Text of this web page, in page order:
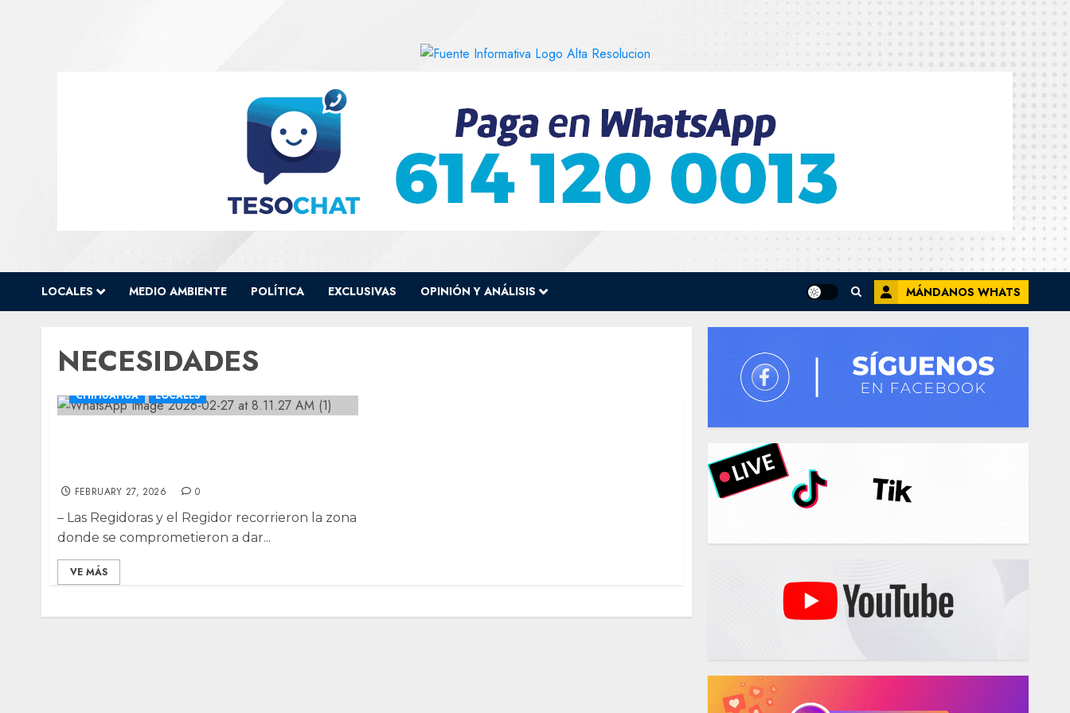
LOCALES MEDIO AMBIENTE POLÍTICA EXCLUSIVAS OPINIÓN Y ANÁLISIS MÁNDANOS WHATS
NECESIDADES
CHIHUAHUA LOCALES
FEBRUARY 27, 2026 0
– Las Regidoras y el Regidor recorrieron la zona
donde se comprometieron a dar...
VE MÁS